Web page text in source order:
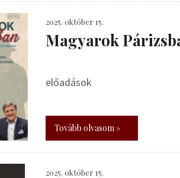
2025. október 15.
​Magyarok
előadások
Tovább olvasom »
2025. október 15.